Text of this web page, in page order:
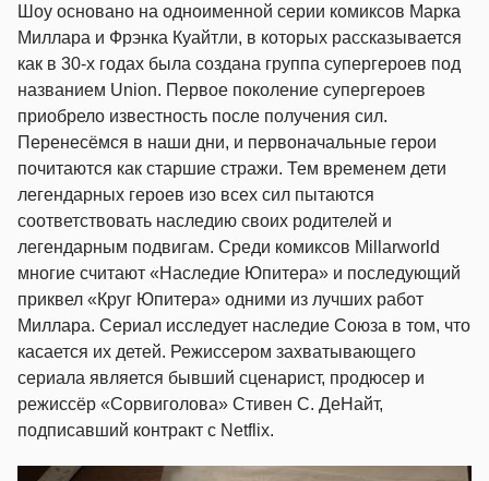
Шоу основано на одноименной серии комиксов Марка
Миллара и Фрэнка Куайтли, в которых рассказывается
как в 30-х годах была создана группа супергероев под
названием Union. Первое поколение супергероев
приобрело известность после получения сил.
Перенесёмся в наши дни, и первоначальные герои
почитаются как старшие стражи. Тем временем дети
легендарных героев изо всех сил пытаются
соответствовать наследию своих родителей и
легендарным подвигам. Среди комиксов Millarworld
многие считают «Наследие Юпитера» и последующий
приквел «Круг Юпитера» одними из лучших работ
Миллара. Сериал исследует наследие Союза в том, что
касается их детей. Режиссером захватывающего
сериала является бывший сценарист, продюсер и
режиссёр «Сорвиголова» Стивен С. ДеНайт,
подписавший контракт с Netflix.